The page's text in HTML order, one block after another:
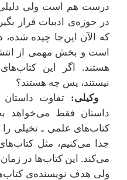
درست هم است ولی دلیلی
در حوزه‌ی ادبیات قرار
که الآن این‌جا چیده شده،
است و بخش مهمی از
هستند. اگر این
نیستند، پس چه هستند؟
وکیلی: تفاوت
داستان فقط می‌خواهد
کتاب‌های علمی ـ تخیلی
جدا می‌کنیم، مثل
می‌کند. این کتاب‌ها در
ولی هدف نویسنده‌ی